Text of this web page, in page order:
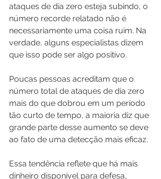
ataques de dia zero esteja subindo, o
número recorde relatado não é
necessariamente uma coisa ruim. Na
verdade, alguns especialistas dizem
que isso pode ser algo positivo.
Poucas pessoas acreditam que o
número total de ataques de dia zero
mais do que dobrou em um período
tão curto de tempo, a maioria diz que
grande parte desse aumento se deve
ao fato de uma detecção mais eficaz.
Essa tendência reflete que há mais
dinheiro disponível para defesa,